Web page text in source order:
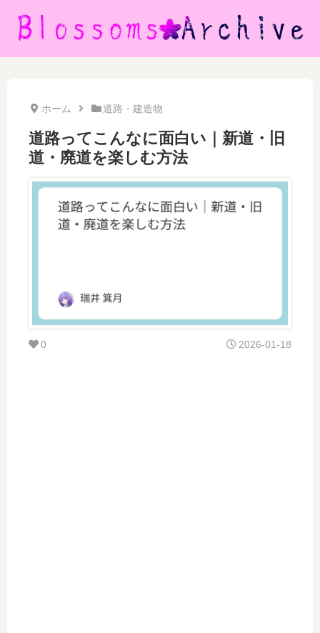
ホーム 道路・建造物
道路ってこんなに面白い｜新道・旧
道・廃道を楽しむ方法
0 2026-01-18